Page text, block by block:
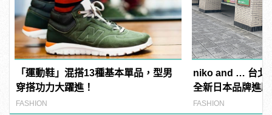
「運動鞋」混搭13種基本單品，型男
穿搭功力大躍進！
FASHION
niko and … 台北
全新日本品牌進
開跑
FASHION